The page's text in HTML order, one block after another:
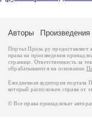
Авторы Произведения
Портал Проза.ру
права на произведения
странице. Ответственность за
обрабатываются на основании
Ежедневная аудитория портала
который расположен справа от
© Все права принадлежат